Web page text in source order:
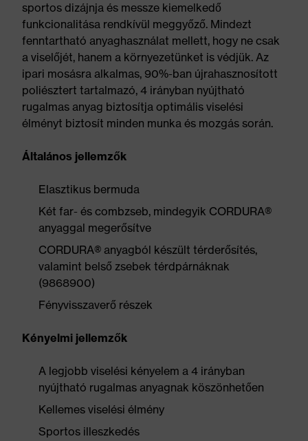
sportos dizájnja és messze kiemelkedő
funkcionalitása rendkívül meggyőző. Mindezt
fenntartható anyaghasználat mellett, hogy ne csak
a viselőjét, hanem a környezetünket is védjük. Az
ipari mosásra alkalmas, 90%-ban újrahasznosított
poliésztert tartalmazó, 4 irányban nyújtható
rugalmas anyag biztosítja optimális viselési
élményt biztosít minden munka és mozgás során.
Általános jellemzők
Elasztikus bermuda
Két far- és combzseb, mindegyik CORDURA®
anyaggal megerősítve
CORDURA® anyagból készült térderősítés,
valamint belső zsebek térdpárnáknak
(9868900)
Fényvisszaverő részek
Kényelmi jellemzők
A legjobb viselési kényelem a 4 irányban
nyújtható rugalmas anyagnak köszönhetően
Kellemes viselési élmény
Sportos illeszkedés